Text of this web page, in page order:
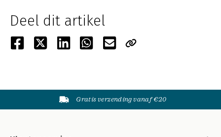
Deel dit artikel
Gratis verzending vanaf €20